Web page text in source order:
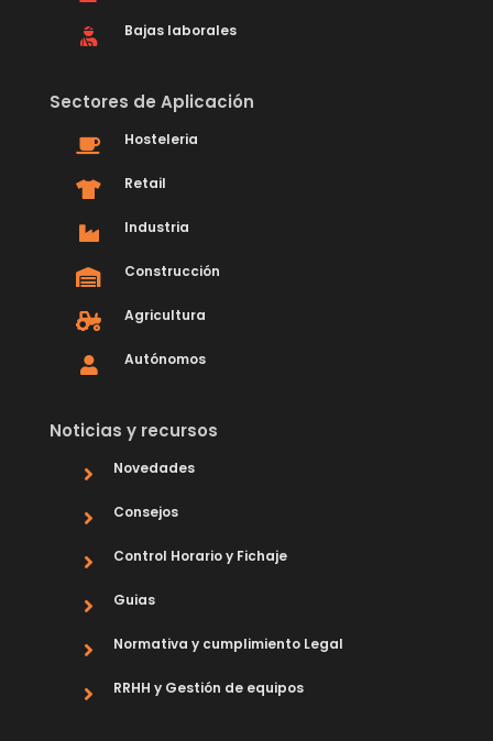
Bajas laborales
Sectores de Aplicación
Hosteleria
Retail
Industria
Construcción
Agricultura
Autónomos
Noticias y recursos
Novedades
Consejos
Control Horario y Fichaje
Guias
Normativa y cumplimiento Legal
RRHH y Gestión de equipos